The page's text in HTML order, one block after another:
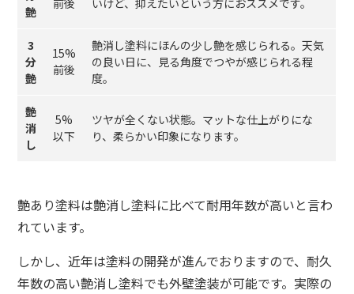
艶
前後 いけど、抑えたいという方におススメです。
3
分
艶
15%
前後
艶消し塗料にほんの少し艶を感じられる。天気
の良い日に、見る角度でつやが感じられる程
度。
艶
消
し
5%
以下
ツヤが全くない状態。マットな仕上がりにな
り、柔らかい印象になります。
艶あり塗料は艶消し塗料に比べて耐用年数が高いと言わ
れています。
しかし、近年は塗料の開発が進んでおりますので、耐久
年数の高い艶消し塗料でも外壁塗装が可能です。実際の